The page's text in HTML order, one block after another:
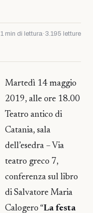
1 min di lettura· 3.195 letture
Martedì 14 maggio
2019, alle ore 18.00
Teatro antico di
Catania, sala
dell’esedra – Via
teatro greco 7,
conferenza sul libro
di Salvatore Maria
Calogero “La festa